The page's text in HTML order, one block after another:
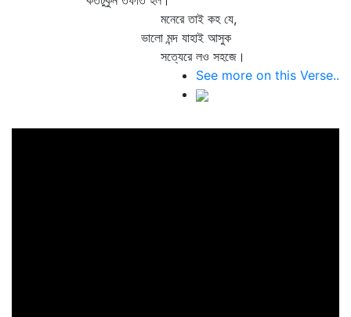
মনেরে তাই কহ যে,
ভালো মন্দ যাহাই আসুক
সত্যেরে লও সহজে।
See more on this Verse..